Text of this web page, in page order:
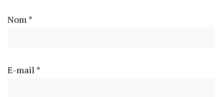
Nom *
E-mail *